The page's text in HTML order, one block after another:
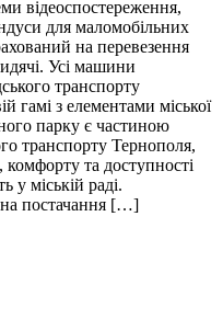
відеоспостереження,
для маломобільних
на перевезення
Усі машини
транспорту
гамі з елементами міської
парку є частиною
транспорту Тернополя,
та доступності
у міській раді.
на постачання […]